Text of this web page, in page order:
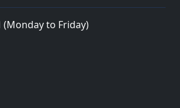
(Monday to Friday)